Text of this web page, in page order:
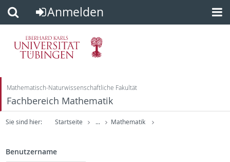
Direkt
zum
Inhalt
Direkt
zur
Fußleiste
Anmelden
Mathematisch-Naturwissenschaftliche Fakultät
Fachbereich Mathematik
Sie sind hier: Startseite ... Mathematik
Benutzername